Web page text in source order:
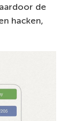
de
hacken,